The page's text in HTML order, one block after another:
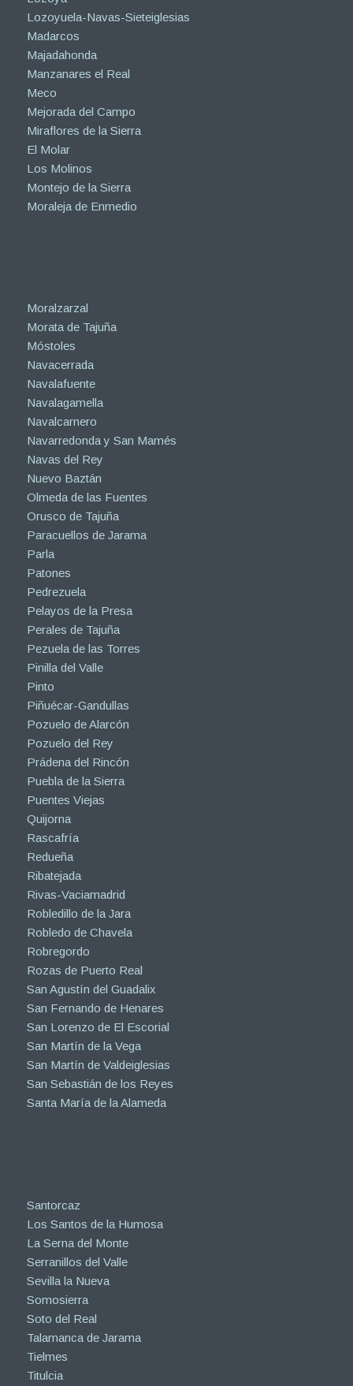
Lozoyuela-Navas-Sieteiglesias
Madarcos
Majadahonda
Manzanares el Real
Meco
Mejorada del Campo
Miraflores de la Sierra
El Molar
Los Molinos
Montejo de la Sierra
Moraleja de Enmedio
Moralzarzal
Morata de Tajuña
Móstoles
Navacerrada
Navalafuente
Navalagamella
Navalcarnero
Navarredonda y San Mamés
Navas del Rey
Nuevo Baztán
Olmeda de las Fuentes
Orusco de Tajuña
Paracuellos de Jarama
Parla
Patones
Pedrezuela
Pelayos de la Presa
Perales de Tajuña
Pezuela de las Torres
Pinilla del Valle
Pinto
Piñuécar-Gandullas
Pozuelo de Alarcón
Pozuelo del Rey
Prádena del Rincón
Puebla de la Sierra
Puentes Viejas
Quijorna
Rascafría
Redueña
Ribatejada
Rivas-Vaciamadrid
Robledillo de la Jara
Robledo de Chavela
Robregordo
Rozas de Puerto Real
San Agustín del Guadalix
San Fernando de Henares
San Lorenzo de El Escorial
San Martín de la Vega
San Martín de Valdeiglesias
San Sebastián de los Reyes
Santa María de la Alameda
Santorcaz
Los Santos de la Humosa
La Serna del Monte
Serranillos del Valle
Sevilla la Nueva
Somosierra
Soto del Real
Talamanca de Jarama
Tielmes
Titulcia